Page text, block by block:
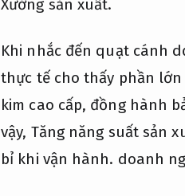
Xưởng sản xuất.
Khi nhắc đến quạt cánh
thực tế cho thấy phần
kim cao cấp, đồng hành
vậy, Tăng năng suất sản
bỉ khi vận hành. doanh